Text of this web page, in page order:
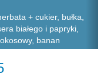
+ cukier, bułka,
białego i papryki,
banan